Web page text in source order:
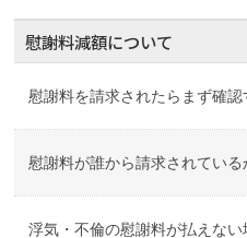
慰謝料減額について
慰謝料を請求されたらまず確認
慰謝料が誰から請求されている
浮気・不倫の慰謝料が払えない